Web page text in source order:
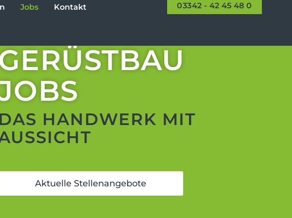
Jobs Kontakt 03342 - 42 45 48 0
DAS HANDWERK MIT
Aktuelle Stellenangebote